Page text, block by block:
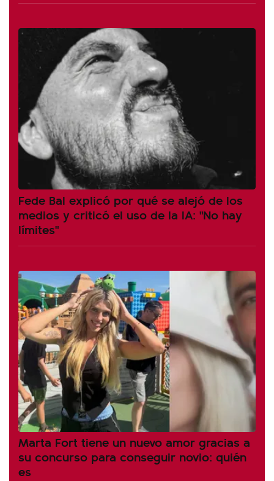
Fede Bal explicó por qué se alejó de los
medios y criticó el uso de la IA: "No hay
límites"
Marta Fort tiene un nuevo amor gracias a
su concurso para conseguir novio: quién
es